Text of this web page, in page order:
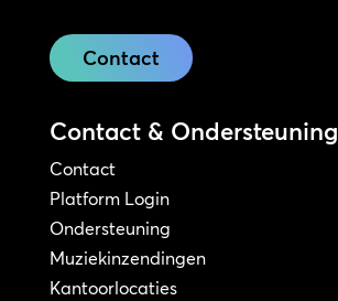
Contact
Contact & Ondersteuning
Contact
Platform Login
Ondersteuning
Muziekinzendingen
Kantoorlocaties